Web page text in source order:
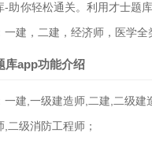
-助你轻松通关。利用才士题
一建，二建，经济师，医学全
库app功能介绍
一建,一级建造师,二建,二级
,二级消防工程师；